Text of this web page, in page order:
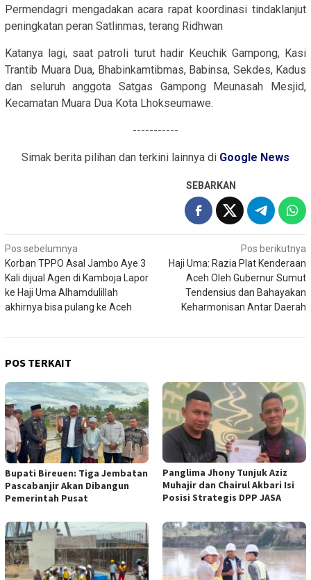
Permendagri mengadakan acara rapat koordinasi tindaklanjut
peningkatan peran Satlinmas, terang Ridhwan
Katanya lagi, saat patroli turut hadir Keuchik Gampong, Kasi
Trantib Muara Dua, Bhabinkamtibmas, Babinsa, Sekdes, Kadus
dan seluruh anggota Satgas Gampong Meunasah Mesjid,
Kecamatan Muara Dua Kota Lhokseumawe.
-----------
Simak berita pilihan dan terkini lainnya di Google News
SEBARKAN
Navigasi
pos
Pos sebelumnya
Korban TPPO Asal Jambo Aye 3
Kali dijual Agen di Kamboja Lapor
ke Haji Uma Alhamdulillah
akhirnya bisa pulang ke Aceh
Pos berikutnya
Haji Uma: Razia Plat Kenderaan
Aceh Oleh Gubernur Sumut
Tendensius dan Bahayakan
Keharmonisan Antar Daerah
POS TERKAIT
Bupati Bireuen: Tiga Jembatan
Pascabanjir Akan Dibangun
Pemerintah Pusat
Panglima Jhony Tunjuk Aziz
Muhajir dan Chairul Akbari Isi
Posisi Strategis DPP JASA